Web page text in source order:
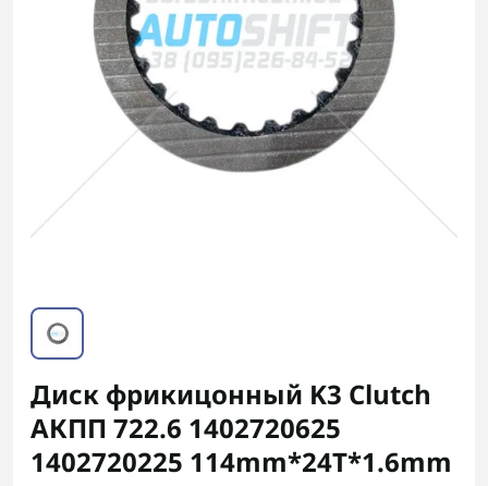
Диск фрикицонный K3 Clutch
АКПП 722.6 1402720625
1402720225 114mm*24T*1.6mm